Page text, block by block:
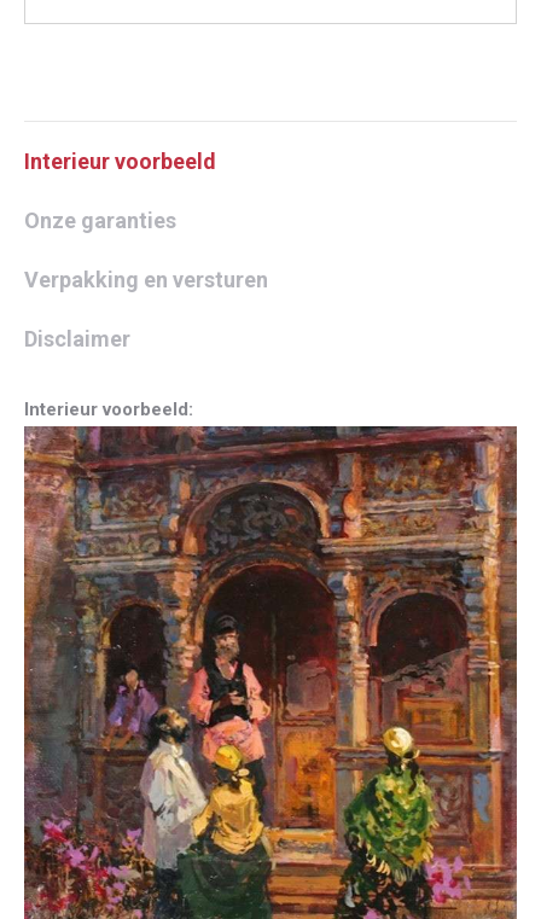
Interieur voorbeeld
Onze garanties
Verpakking en versturen
Disclaimer
Interieur voorbeeld: